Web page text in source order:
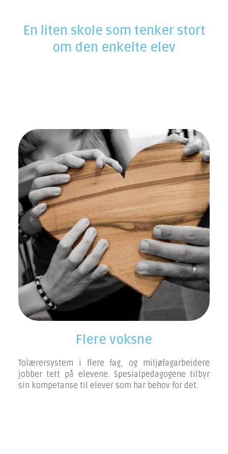
En liten skole som tenker stort
om den enkelte elev
Flere voksne
Tolærersystem i flere fag, og miljøfagarbeidere
jobber tett på elevene. Spesialpedagogene tilbyr
sin kompetanse til elever som har behov for det.